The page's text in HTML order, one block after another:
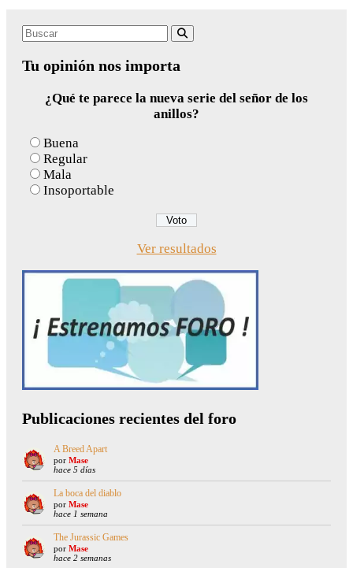
Search
Tu opinión nos importa
¿Qué te parece la nueva serie del señor de los
anillos?
Buena
Regular
Mala
Insoportable
Ver resultados
Publicaciones recientes del foro
A Breed Apart
por Mase
hace 5 días
La boca del diablo
por Mase
hace 1 semana
The Jurassic Games
por Mase
hace 2 semanas